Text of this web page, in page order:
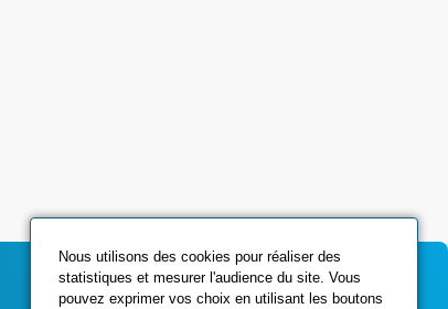
Nous utilisons des cookies pour réaliser des
statistiques et mesurer l'audience du site. Vous
pouvez exprimer vos choix en utilisant les boutons